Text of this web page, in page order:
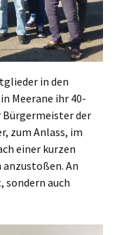
in den
Meerane ihr 40-
Bürgermeister der
zum Anlass, im
einer kurzen
An
sondern auch